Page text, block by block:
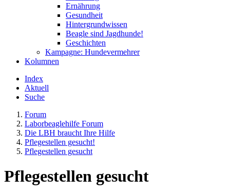
Ernährung
Gesundheit
Hintergrundwissen
Beagle sind Jagdhunde!
Geschichten
Kampagne: Hundevermehrer
Kolumnen
Index
Aktuell
Suche
Forum
Laborbeaglehilfe Forum
Die LBH braucht Ihre Hilfe
Pflegestellen gesucht!
Pflegestellen gesucht
Pflegestellen gesucht